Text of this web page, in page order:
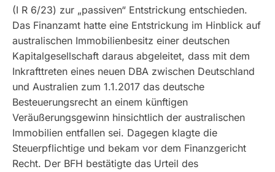
(I R 6/23) zur „passiven“ Entstrickung entschieden.
Das Finanzamt hatte eine Entstrickung im Hinblick auf
australischen Immobilienbesitz einer deutschen
Kapitalgesellschaft daraus abgeleitet, dass mit dem
Inkrafttreten eines neuen DBA zwischen Deutschland
und Australien zum 1.1.2017 das deutsche
Besteuerungsrecht an einem künftigen
Veräußerungsgewinn hinsichtlich der australischen
Immobilien entfallen sei. Dagegen klagte die
Steuerpflichtige und bekam vor dem Finanzgericht
Recht. Der BFH bestätigte das Urteil des